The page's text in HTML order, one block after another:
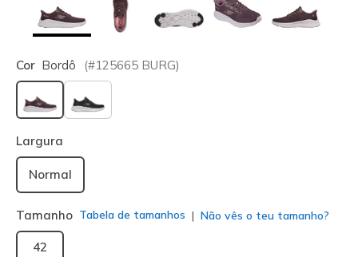
Cor Bordô (#125665 BURG)
selecionado
Largura
Normal
Tamanho Tabela de tamanhos Não vês o teu tamanho?
42